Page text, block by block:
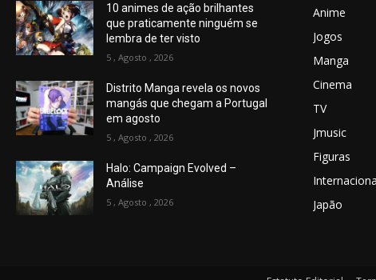
10 animes de ação brilhantes
que praticamente ninguém se
lembra de ter visto
5 , Agosto , 2026
Distrito Manga revela os novos
mangás que chegam a Portugal
em agosto
5 , Agosto , 2026
Halo: Campaign Evolved –
Análise
5 , Agosto , 2026
Anime
Jogos
Manga
Cinema
TV
Jmusic
Figuras
Japão